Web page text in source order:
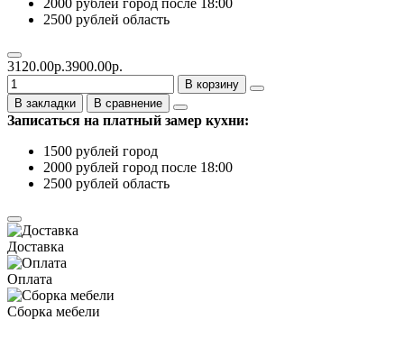
2500 рублей область
3120.00р.3900.00р.
В корзину
В закладки
В сравнение
Записаться на платный замер кухни:
1500 рублей город
2000 рублей город после 18:00
2500 рублей область
Доставка
Оплата
Сборка мебели